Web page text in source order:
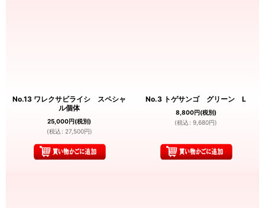
No.13 ワレクサビライシ スペシャ
ル個体
25,000円(税別)
(税込 : 27,500円)
No.3 トゲサンゴ グリーン L
8,800円(税別)
(税込 : 9,680円)